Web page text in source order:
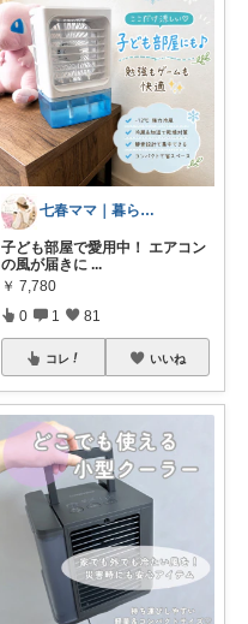
七春ママ｜暮らしとキャンプ
子ども部屋で愛用中！ エアコン
の風が届きに ...
￥ 7,780
0 1 81
コレ いいね